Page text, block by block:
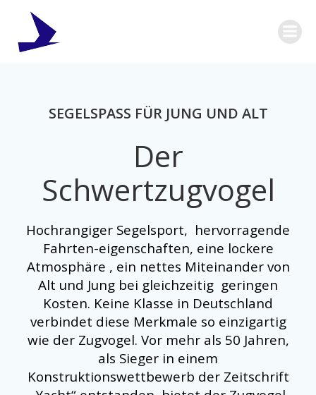
SEGELSPASS FÜR JUNG UND ALT
Der
Schwertzugvogel
Hochrangiger Segelsport, hervorragende
Fahrten-eigenschaften, eine lockere
Atmosphäre , ein nettes Miteinander von
Alt und Jung bei gleichzeitig geringen
Kosten. Keine Klasse in Deutschland
verbindet diese Merkmale so einzigartig
wie der Zugvogel. Vor mehr als 50 Jahren,
als Sieger in einem
Konstruktionswettbewerb der Zeitschrift